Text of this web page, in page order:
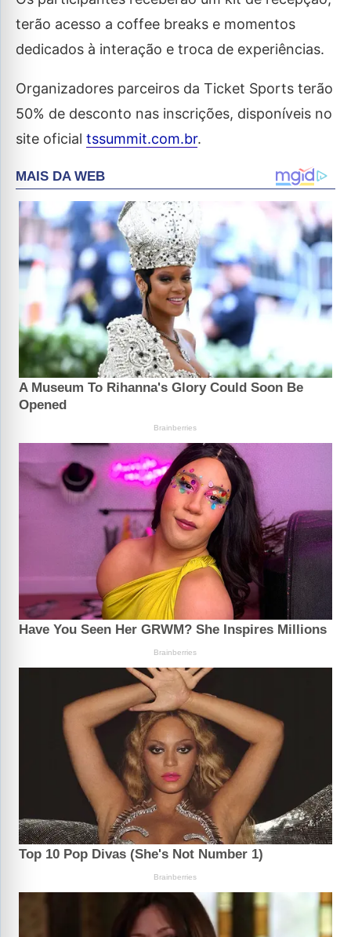
terão acesso a coffee breaks e momentos
dedicados à interação e troca de experiências.
Organizadores parceiros da Ticket Sports terão
50% de desconto nas inscrições, disponíveis no
site oficial tssummit.com.br.